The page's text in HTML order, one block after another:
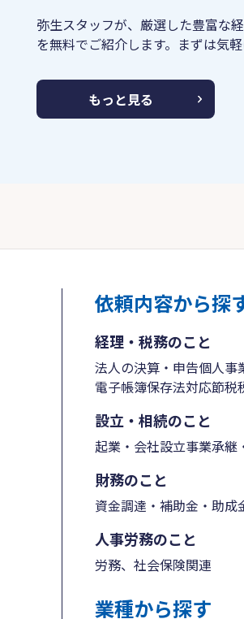
弥生スタッフが、厳選した豊富な
を無料でご紹介します。まずは気
もっと見る
依頼内容から探
経理・税務のこと
法人の決算・申告個人事
電子帳簿保存法対応節税
設立・相続のこと
起業・会社設立事業承継
財務のこと
資金調達・補助金・助成
人事労務のこと
労務、社会保険関連
業種から探す